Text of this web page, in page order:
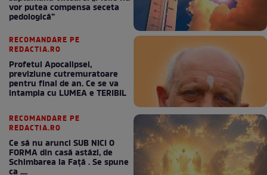
vor putea compensa seceta
pedologică”
RECOMANDARE PE
REDACTIA.RO
Profetul Apocalipsei,
previziune cutremuratoare
pentru final de an. Ce se va
intampla cu LUMEA e TERIBIL
RECOMANDARE PE
REDACTIA.RO
Ce să nu arunci SUB NICI O
FORMA din casă astăzi, de
Schimbarea la Față . Se spune
ca ....